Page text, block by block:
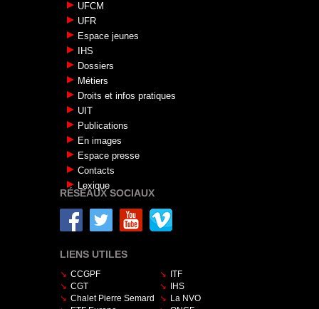
UFCM
UFR
Espace jeunes
IHS
Dossiers
Métiers
Droits et infos pratiques
UIT
Publications
En images
Espace presse
Contacts
Lexique
RÉSEAUX SOCIAUX
LIENS UTILES
CCGPF
CGT
Chalet Pierre Semard
ITF
IHS
La NVO